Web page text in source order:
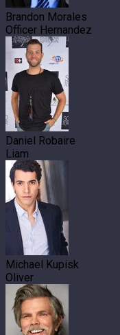
Brandon Morales
Officer Hernandez
Daniel Robaire
Liam
Michael Kupisk
Oliver